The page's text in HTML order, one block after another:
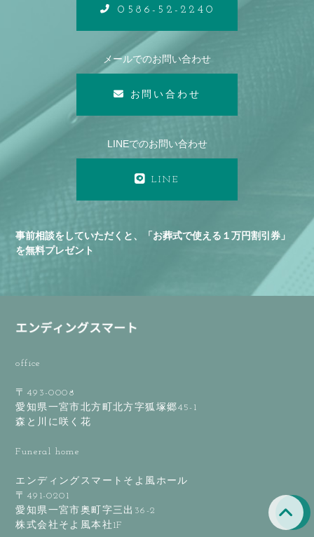
0586-52-2240
メールでのお問い合わせ
お問い合わせ
LINEでのお問い合わせ
LINE
事前相談をしていただくと、「お葬式で使える１万円割引券」
を無料プレゼント
office
〒493-0008
愛知県一宮市北方町北方字狐塚郷45-1
森と川に咲く花
Funeral home
エンディングスマートそよ風ホール
〒491-0201
愛知県一宮市奥町字三出36-2
株式会社そよ風本社1F